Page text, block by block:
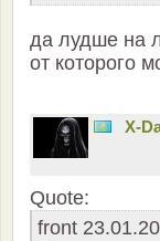
да лудше на
от которого
X-
Quote:
front